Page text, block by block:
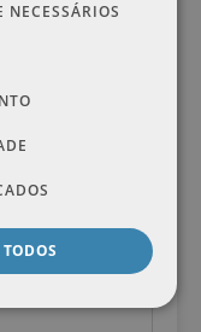
NECESSÁRIOS